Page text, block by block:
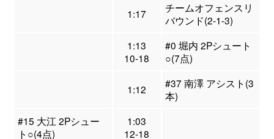
1:17
チームオフェンスリ
バウンド(2-1-3)
1:13
10-18
#0 堀内 2Pシュート
○(7点)
1:12
#37 南澤 アシスト(3
本)
#15 大江 2Pシュー
ト○(4点)
1:03
12-18